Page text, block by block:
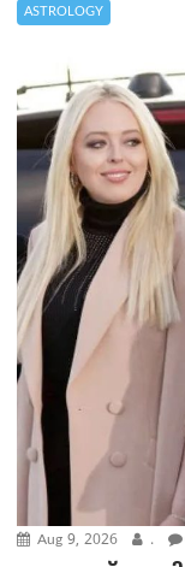
ASTROLOGY
Aug 9, 2026 .